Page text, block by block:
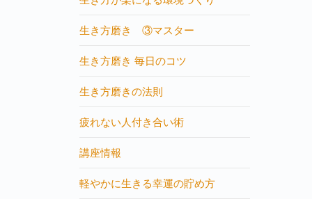
生き方磨き ③マスター
生き方磨き 毎日のコツ
生き方磨きの法則
疲れない人付き合い術
講座情報
軽やかに生きる幸運の貯め方